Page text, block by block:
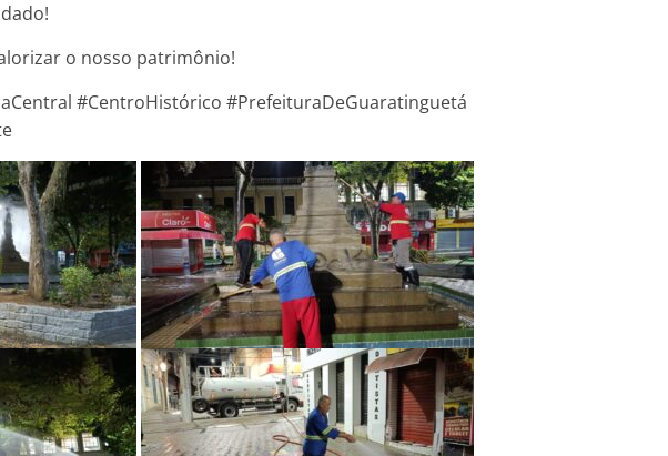
o nosso patrimônio!
#CentroHistórico #PrefeituraDeGuaratinguetá